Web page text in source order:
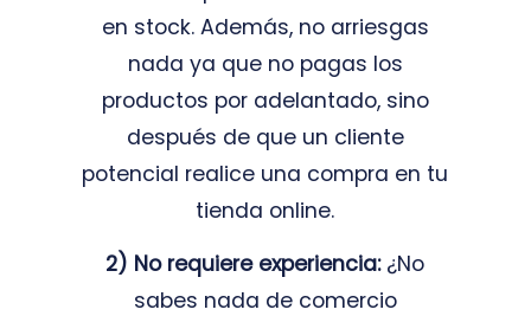
en stock. Además, no arriesgas
nada ya que no pagas los
productos por adelantado, sino
después de que un cliente
potencial realice una compra en tu
tienda online.
2) No requiere experiencia:¿No
sabes nada de comercio